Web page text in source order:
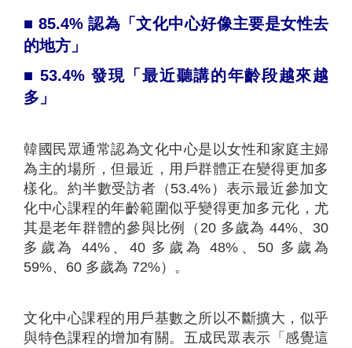
■ 85.4%認為「文化中心好像主要是女性去
的地方」
■ 53.4%發現「最近聽講的年齡段越來越
多」
韓國民眾通常認為文化中心是以女性和家庭主婦
為主的場所，但最近，用戶群體正在變得更加多
樣化。約半數受訪者（53.4%）表示最近參加文
化中心課程的年齡範圍似乎變得更加多元化，尤
其是老年群體的參與比例（20 多歲為 44%、30
多歲為 44%、40 多歲為 48%、50 多歲為
59%、60 多歲為 72%）。
文化中心課程的用戶基數之所以不斷擴大，似乎
與特色課程的增加有關。五成民眾表示「感覺這